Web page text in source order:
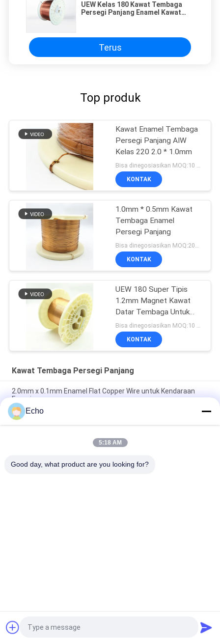
UEW Kelas 180 Kawat Tembaga
Persegi Panjang Enamel Kawat
Terus
Top produk
Kawat Enamel Tembaga
Persegi Panjang AIW
Kelas 220 2.0 * 1.0mm
Bisa dinegosiasikan MOQ:10 Kilogram/Kilogram
KONTAK
1.0mm * 0.5mm Kawat
Tembaga Enamel
Persegi Panjang
KONTAK
UEW 180 Super Tipis
1.2mm Magnet Kawat
Datar Tembaga Untuk
Berliku
KONTAK
Kawat Tembaga Persegi Panjang
2.0mm x 0.1mm Enamel Flat Copper Wire untuk Kendaraan
Energi
Super 1.8mmx0.2mm UL AIW Lapisan Wire Tembaga Lapisan
Lapisan Untuk Motor
UEWH Kawat tembaga berenamel persegi panjang super tipis
Quote request suatu
Echo
5:18 AM
Good day, what product are you looking for?